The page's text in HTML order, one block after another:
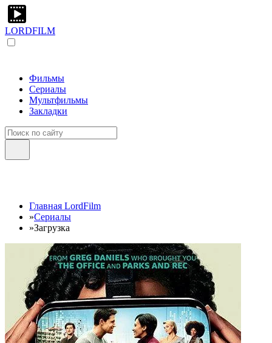
LORDFILM
Фильмы
Сериалы
Мультфильмы
Закладки
Главная LordFilm
»Сериалы
»Загрузка